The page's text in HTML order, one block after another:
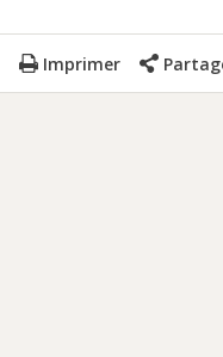
Imprimer